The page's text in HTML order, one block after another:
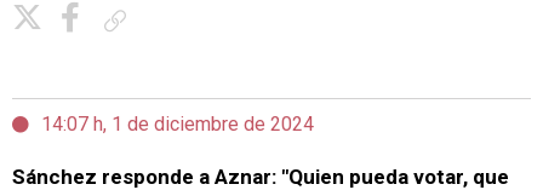
14:07 h, 1 de diciembre de 2024
Sánchez responde a Aznar: "Quien pueda votar, que